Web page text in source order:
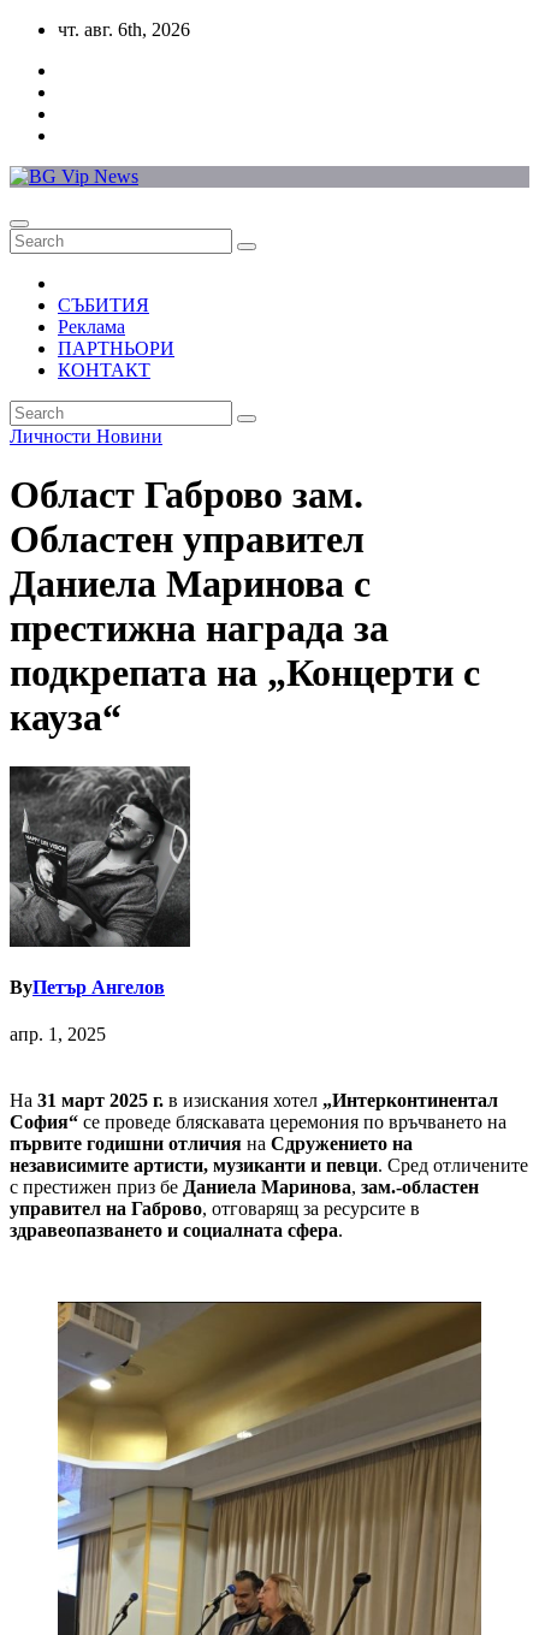
Skip
content
чт. авг. 6th, 2026
СЪБИТИЯ
Реклама
ПАРТНЬОРИ
КОНТАКТ
Личности Новини
Област Габрово зам.
Областен управител
Даниела Маринова с
престижна награда за
подкрепата на „Концерти с
кауза“
ByПетър Ангелов
апр. 1, 2025
На 31 март 2025 г. в изискания хотел „Интерконтинентал
София“ се проведе бляскавата церемония по връчването на
първите годишни отличия на Сдружението на
независимите артисти, музиканти и певци. Сред отличените
с престижен приз бе Даниела Маринова, зам.-областен
управител на Габрово, отговарящ за ресурсите в
здравеопазването и социалната сфера.